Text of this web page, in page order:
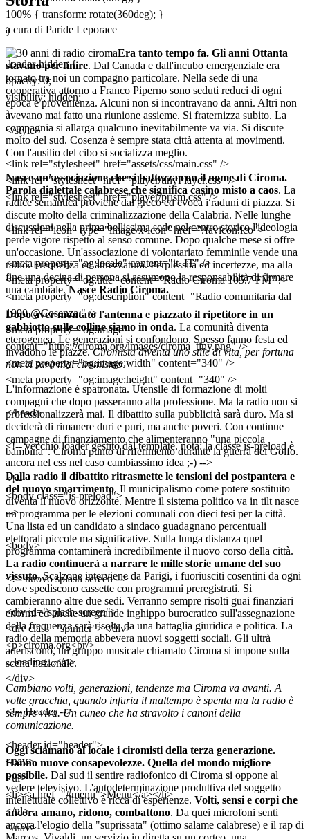
100% { transform: rotate(360deg); }
}
.loader-hidden {
opacity: 0;
visibility: hidden;
}
</style>
<link rel="stylesheet" href="assets/css/main.css" />
<link rel="stylesheet" href="player/tinyPlayer.css" />
<link rel="stylesheet" href="player/prism.css" />
<link rel="icon" type="image/x-icon" href="/favicon.ico">
<meta property="og:locale" content="it_IT" />
<meta property="og:title" content="Radio Ciroma 105.7 FM" />
<meta property="og:description" content="Radio comunitaria dal
1990 @Cosenza." />
<meta property="og:image"
content="https://ciroma.org/images/ciroma_tiny.png" />
<meta property="og:image:width" content="340" />
<meta property="og:image:height" content="340" />
</head>
<!-- vecchio loader gestito dal template. nota: la classe is-preload è
ancora nel css nel caso cambiassimo idea ;-) -->
<!--
<body class="is-preload">
-->
<body>
<!-- nuovo splash screen -->
<div id="splash-screen">
<div class="spinner"></div>
<p>ciroma.org<br/>
...loading...</p>
</div>
<!-- Header -->
<header id="header">
<nav>
<ul>
<li><a href="#menu">Menu</a></li>
</ul>
</nav>
a cura di Paride Leporace
Era tanto tempo fa. Gli anni Ottanta
stavano per finire. Dal Canada e dall'incubo emergenziale era
tornato tra noi un compagno particolare. Nella sede di una
cooperativa attorno a Franco Piperno sono seduti reduci di ogni
epoca e provenienza. Alcuni non si incontravano da anni. Altri non
avevano mai fatto una riunione assieme. Si fraternizza subito. La
compagnia si allarga qualcuno inevitabilmente va via. Si discute
molto del sud. Cosenza è sempre stata città attenta ai movimenti.
Con l'ausilio del cibo si socializza meglio.
Nasce un'associazione che si battezza con il nome di Ciroma.
Parola dialettale calabrese che significa casino misto a caos. La
radice semantica proviene dal greco ed evoca i raduni di piazza. Si
discute molto della criminalizzazione della Calabria. Nelle lunghe
discussioni nella prima bellissima sede nel centro storico l'ideologia
perde vigore rispetto al senso comune. Dopo qualche mese si offre
un'occasione. Un'associazione di volontariato femminile vende una
radio. Frequenza ed attrezzatura. Perplessità ed incertezze, ma alla
fine una decina di persona si assumono la responsabilità di firmare
una cambiale.Nasce Radio Ciroma.
Dopo aver montato l'antenna e piazzato il ripetitore in un
gabbiotto sulle colline siamo in onda. La comunità diventa
eterogenea. Le generazioni si confondono. Spesso fanno festa ed
invadono le piazze.Ciromista diventa uno stile di vita, per fortuna
non ci sarà mai ciromismo.
L'informazione è spatronata. Utensile di formazione di molti
compagni che dopo passeranno alla professione. Ma la radio non si
professionalizzerà mai. Il dibattito sulla pubblicità sarà duro. Ma si
deciderà di rimanere duri e puri, ma anche poveri. Con continue
campagne di finanziamento che alimenteranno "una piccola
bambina". Ciroma punto di riferimento durante la guerra del Golfo.
Dalla radio il dibattito ritrasmette le tensioni del postpantera e
del nuovo smarrimento. Il municipalismo come potere sostituito
diventa il nuovo orizzonte. Mentre il sistema politico va in tilt nasce
un programma per le elezioni comunali con dieci tesi per la città.
Una lista ed un candidato a sindaco guadagnano percentuali
elettorali piccole ma significative. Sulla lunga distanza quel
programma contaminerà incredibilmente il nuovo corso della città.
La radio continuerà a narrare le mille storie umane del suo
vissuto. Scalzone interviene da Parigi, i fuoriusciti cosentini da ogni
dove spediscono cassette con programmi preregistrati. Si
cambieranno altre due sedi. Verranno sempre risolti guai finanziari
enormi ed anche un grande inghippo burocratico sull'assegnazione
della frequenza sarà risolta da una battaglia giuridica e politica. La
radio della memoria abbevera nuovi soggetti sociali. Gli ultrà
aderiscono, un gruppo musicale chiamato Ciroma si impone sulla
scena nazionale.
Cambiano volti, generazioni, tendenze ma Ciroma va avanti. A
volte gracchia, quando infuria il maltempo è spenta ma la radio è
sempre viva. Un cuneo che ha stravolto i canoni della
comunicazione.
Oggi sciamano al locale i ciromisti della terza generazione.
Hanno nuove consapevolezze. Quella del mondo migliore
possibile. Dal sud il sentire radiofonico di Ciroma si oppone al
vedere televisivo. L'autodeterminazione produttiva del soggetto
intellettuale collettivo è ricca di esperienze. Volti, sensi e corpi che
ancora amano, ridono, combattono. Da quei microfoni senti
ancora l'elogio della "suprissata" (ottimo salame calabrese) e il rap di